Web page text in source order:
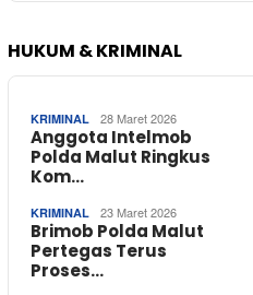
HUKUM & KRIMINAL
KRIMINAL 28 Maret 2026
Anggota Intelmob
Polda Malut Ringkus
Kom…
KRIMINAL 23 Maret 2026
Brimob Polda Malut
Pertegas Terus
Proses…